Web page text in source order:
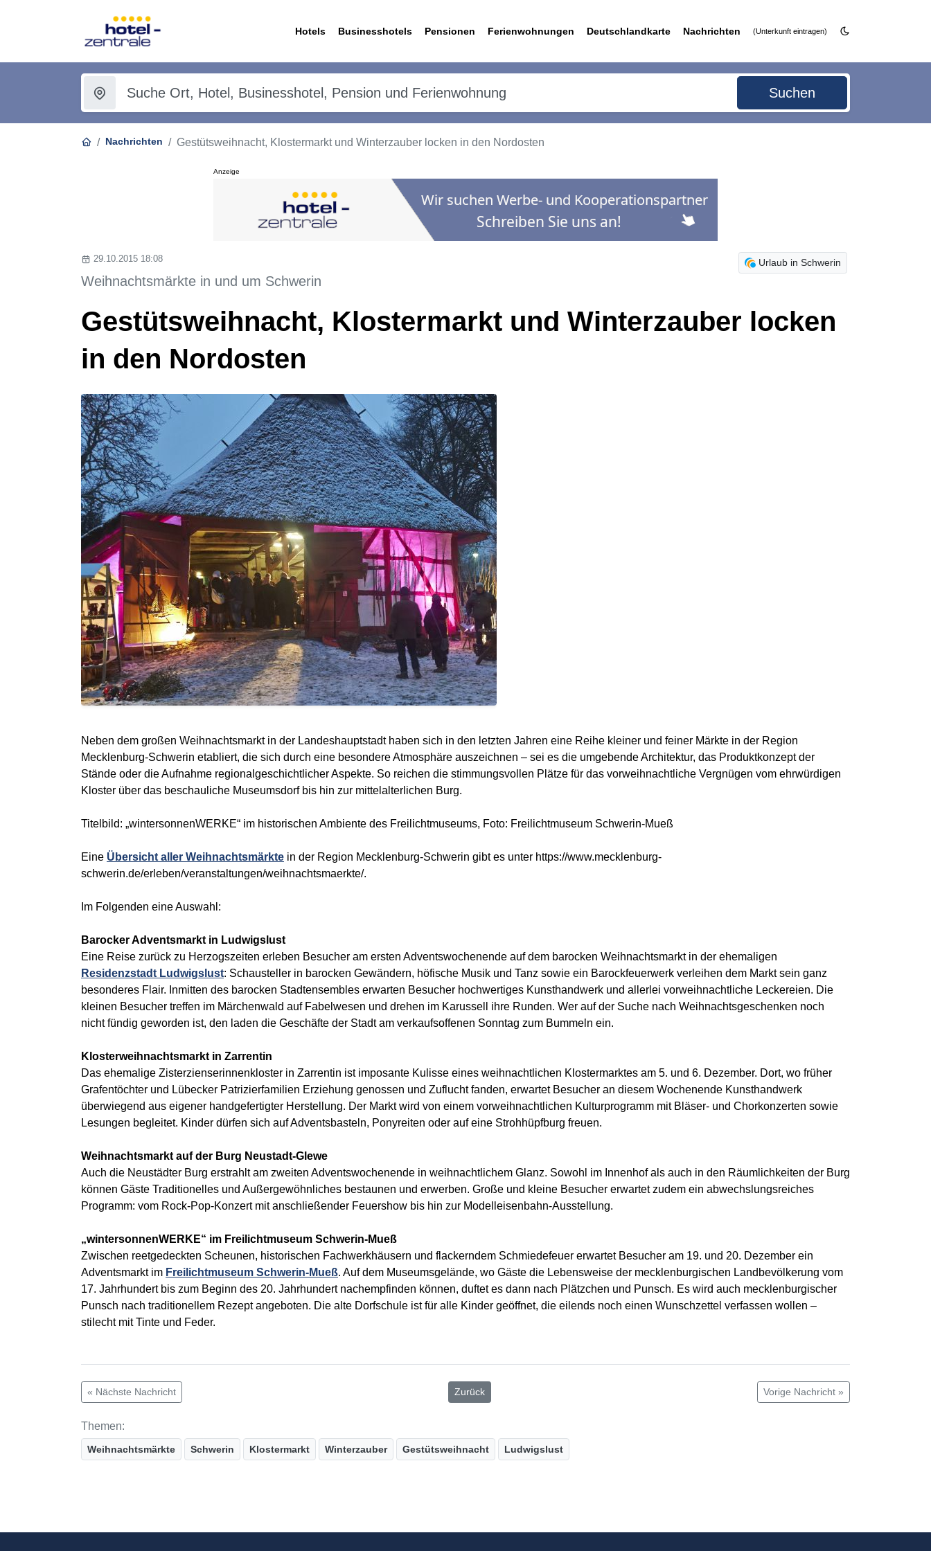
Hotels Businesshotels Pensionen Ferienwohnungen Deutschlandkarte Nachrichten (Unterkunft eintragen)
Suchen
Nachrichten Gestütsweihnacht, Klostermarkt und Winterzauber locken in den Nordosten
Anzeige
Urlaub in Schwerin
29.10.2015 18:08
Weihnachtsmärkte in und um Schwerin
Gestütsweihnacht, Klostermarkt und Winterzauber locken
in den Nordosten
Neben dem großen Weihnachtsmarkt in der Landeshauptstadt haben sich in den letzten Jahren eine Reihe kleiner und feiner Märkte in der Region
Mecklenburg-Schwerin etabliert, die sich durch eine besondere Atmosphäre auszeichnen – sei es die umgebende Architektur, das Produktkonzept der
Stände oder die Aufnahme regionalgeschichtlicher Aspekte. So reichen die stimmungsvollen Plätze für das vorweihnachtliche Vergnügen vom ehrwürdigen
Kloster über das beschauliche Museumsdorf bis hin zur mittelalterlichen Burg.
Titelbild: „wintersonnenWERKE“ im historischen Ambiente des Freilichtmuseums, Foto: Freilichtmuseum Schwerin-Mueß
Eine Übersicht aller Weihnachtsmärkte in der Region Mecklenburg-Schwerin gibt es unter https://www.mecklenburg-
schwerin.de/erleben/veranstaltungen/weihnachtsmaerkte/.
Im Folgenden eine Auswahl:
Barocker Adventsmarkt in Ludwigslust
Eine Reise zurück zu Herzogszeiten erleben Besucher am ersten Adventswochenende auf dem barocken Weihnachtsmarkt in der ehemaligen
Residenzstadt Ludwigslust: Schausteller in barocken Gewändern, höfische Musik und Tanz sowie ein Barockfeuerwerk verleihen dem Markt sein ganz
besonderes Flair. Inmitten des barocken Stadtensembles erwarten Besucher hochwertiges Kunsthandwerk und allerlei vorweihnachtliche Leckereien. Die
kleinen Besucher treffen im Märchenwald auf Fabelwesen und drehen im Karussell ihre Runden. Wer auf der Suche nach Weihnachtsgeschenken noch
nicht fündig geworden ist, den laden die Geschäfte der Stadt am verkaufsoffenen Sonntag zum Bummeln ein.
Klosterweihnachtsmarkt in Zarrentin
Das ehemalige Zisterzienserinnenkloster in Zarrentin ist imposante Kulisse eines weihnachtlichen Klostermarktes am 5. und 6. Dezember. Dort, wo früher
Grafentöchter und Lübecker Patrizierfamilien Erziehung genossen und Zuflucht fanden, erwartet Besucher an diesem Wochenende Kunsthandwerk
überwiegend aus eigener handgefertigter Herstellung. Der Markt wird von einem vorweihnachtlichen Kulturprogramm mit Bläser- und Chorkonzerten sowie
Lesungen begleitet. Kinder dürfen sich auf Adventsbasteln, Ponyreiten oder auf eine Strohhüpfburg freuen.
Weihnachtsmarkt auf der Burg Neustadt-Glewe
Auch die Neustädter Burg erstrahlt am zweiten Adventswochenende in weihnachtlichem Glanz. Sowohl im Innenhof als auch in den Räumlichkeiten der Burg
können Gäste Traditionelles und Außergewöhnliches bestaunen und erwerben. Große und kleine Besucher erwartet zudem ein abwechslungsreiches
Programm: vom Rock-Pop-Konzert mit anschließender Feuershow bis hin zur Modelleisenbahn-Ausstellung.
„wintersonnenWERKE“ im Freilichtmuseum Schwerin-Mueß
Zwischen reetgedeckten Scheunen, historischen Fachwerkhäusern und flackerndem Schmiedefeuer erwartet Besucher am 19. und 20. Dezember ein
Adventsmarkt im Freilichtmuseum Schwerin-Mueß. Auf dem Museumsgelände, wo Gäste die Lebensweise der mecklenburgischen Landbevölkerung vom
17. Jahrhundert bis zum Beginn des 20. Jahrhundert nachempfinden können, duftet es dann nach Plätzchen und Punsch. Es wird auch mecklenburgischer
Punsch nach traditionellem Rezept angeboten. Die alte Dorfschule ist für alle Kinder geöffnet, die eilends noch einen Wunschzettel verfassen wollen –
stilecht mit Tinte und Feder.
« Nächste Nachricht Zurück Vorige Nachricht »
Themen:
Weihnachtsmärkte Schwerin Klostermarkt Winterzauber Gestütsweihnacht Ludwigslust